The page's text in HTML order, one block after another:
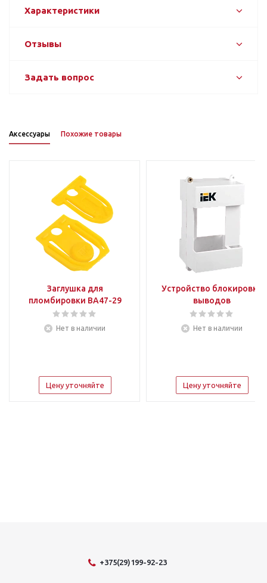
Характеристики
Отзывы
Задать вопрос
Аксессуары Похожие товары
Заглушка для
пломбировки ВА47-29
Нет в наличии
Цену уточняйте
Устройство блокировки
выводов
Нет в наличии
Цену уточняйте
+375(29)199-92-23